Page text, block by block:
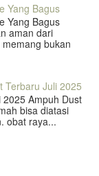
Yang Bagus
Yang Bagus
aman dari
bukan
Terbaru Juli 2025
Ampuh Dust
bisa diatasi
obat raya...